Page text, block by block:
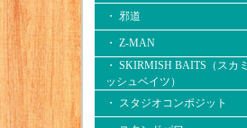
・ 邪道
・ Z-MAN
・ SKIRMISH BAITS（スカミ
ッシュベイツ）
・ スタジオコンポジット